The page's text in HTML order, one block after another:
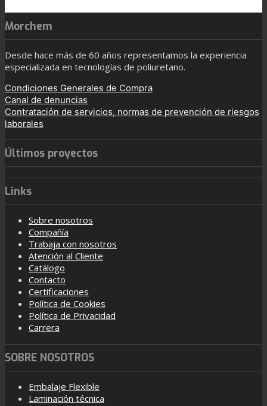
Morchem
Desde hace más de 60 años representamos la experiencia
especializada en tecnologías de poliuretano.
Condiciones Generales de Compra
Canal de denuncias
Contratación de servicios, normas de prevención de riesgos
laborales
Últimos proyectos
Links
Sobre nosotros
Compañía
Trabaja con nosotros
Atención al Cliente
Catálogo
Contacto
Certificaciones
Política de Cookies
Política de Privacidad
Carrera
SOBRE NOSOTROS
Embalaje Flexible
Laminación técnica